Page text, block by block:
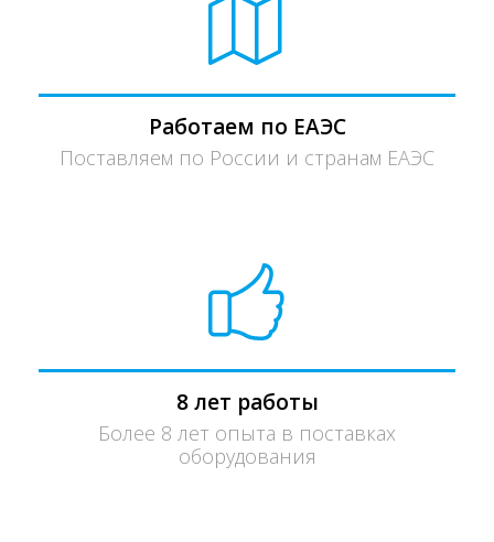
Работаем по ЕАЭС
Поставляем по России и странам ЕАЭС
8 лет работы
Более 8 лет опыта в поставках
оборудования